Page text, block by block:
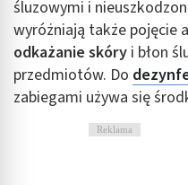
śluzowymi i
wyróżniają także pojęcie
odkażanie skóry i błon
przedmiotów. Do
zabiegami używa się
Reklama